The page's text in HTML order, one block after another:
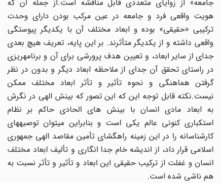
جامعه» از زوایای متعددی قابل مناقشه است.از جمله آن که
هویت واقعی فرد و جامعه در عین مرکب بودن دارای وحدت
ترکیبی «حقیقی» بوده و ابعاد مختلف آن با یکدیگر پیوستگی
واقعی داشته و از یکدیگر متأثرند. بر این پایه، تعریف هیچ بعدی
جدای از سایر ابعاد، و تعیین هدف پرورشی برای آن و برنامهریزی
در راستای تحقق آن جدای از ملاحظه ابعاد دیگر و بدون در نظر
گرفتن هماهنگی و نحوه تأثیر و تأثر ابعاد مختلف ممکن
نیست.نکته قابل توجه این که این تصور که بینش الهی در نگرش
به ابعاد مادی انسان با بینش های الحادی حاکم بر نظام
استکباری کنونی عالم یکی است و بنابراین میتوان توصیههای
کارشناسانه را در این زمینه راهگشای تأمین مقاصد الهی جمهوری
اسلامی قرار داد، از اندیشه خام جدا انگاری و تألیف ابعاد مختلف
انسان و غفلت از ترکیب حقیقی این ابعاد و تأثیر و تأثر نسبت به
هم ناشی شده است.